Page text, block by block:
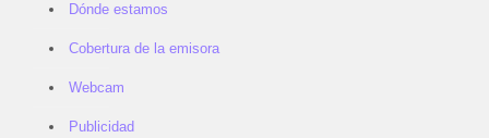
Dónde estamos
Cobertura de la emisora
Webcam
Publicidad